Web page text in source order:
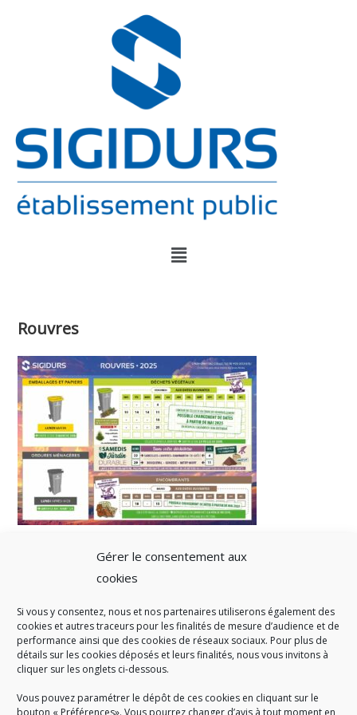
Gérer le consentement aux
cookies
Si vous y consentez, nous et nos partenaires utiliserons également des
cookies et autres traceurs pour les finalités de mesure d’audience et de
performance ainsi que des cookies de réseaux sociaux. Pour plus de
détails sur les cookies déposés et leurs finalités, nous vous invitons à
cliquer sur les onglets ci-dessous.
Vous pouvez paramétrer le dépôt de ces cookies en cliquant sur le
bouton « Préférences». Vous pourrez changer d’avis à tout moment en
Rouvres
A SAVOIR
Créé en 1978, le Sigidurs est un établissement public quiexerce
des missions de service public : la prévention, la collecte et la
valorisation des déchets ménagers et assimilés produits par son
territoire.